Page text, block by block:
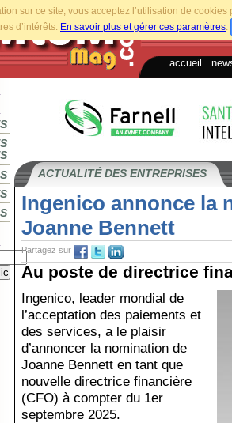
sur ce site, vous acceptez l’utilisation de
d’intérêts. En savoir plus et gérer ces paramètres.
accueil
ACTUALITÉ DES ENTREPRISES
Ingenico annonce la
Joanne Bennett
Partagez sur
Au poste de directrice
Ingenico, leader mondial de
l’acceptation des paiements et
des services, a le plaisir
d’annoncer la nomination de
Joanne Bennett en tant que
nouvelle directrice financière
(CFO) à compter du 1er
septembre 2025.